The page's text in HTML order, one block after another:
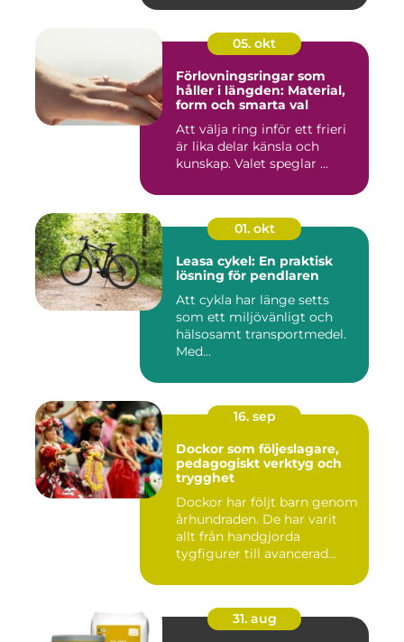
05. okt
Förlovningsringar som
håller i längden: Material,
form och smarta val
Att välja ring inför ett frieri
är lika delar känsla och
kunskap. Valet speglar ...
01. okt
Leasa cykel: En praktisk
lösning för pendlaren
Att cykla har länge setts
som ett miljövänligt och
hälsosamt transportmedel.
Med...
16. sep
Dockor som följeslagare,
pedagogiskt verktyg och
trygghet
Dockor har följt barn genom
århundraden. De har varit
allt från handgjorda
tygfigurer till avancerad...
31. aug